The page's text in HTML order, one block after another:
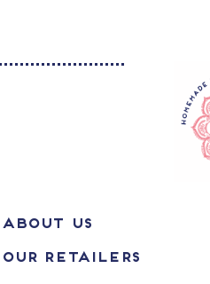
ABOUT US
OUR RETAILERS